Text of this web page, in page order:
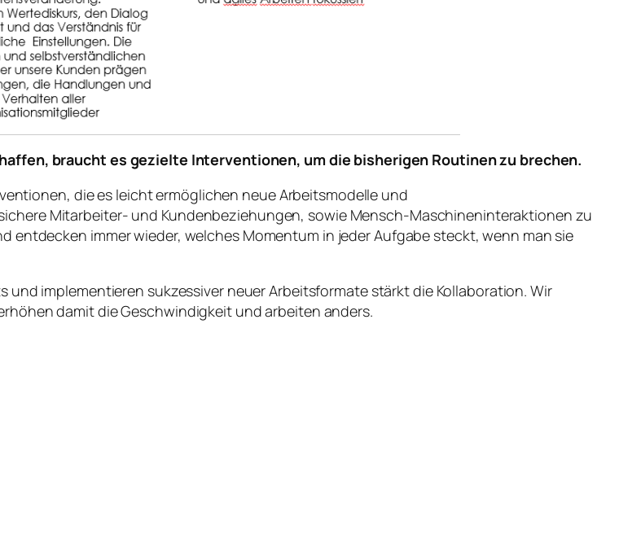
braucht es gezielte Interventionen, um die bisherigen Routinen zu brechen.
die es leicht ermöglichen neue Arbeitsmodelle und
Mitarbeiter- und Kundenbeziehungen, sowie Mensch-Maschineninteraktionen zu
entdecken immer wieder, welches Momentum in jeder Aufgabe steckt, wenn man sie
implementieren sukzessiver neuer Arbeitsformate stärkt die Kollaboration. Wir
damit die Geschwindigkeit und arbeiten anders.